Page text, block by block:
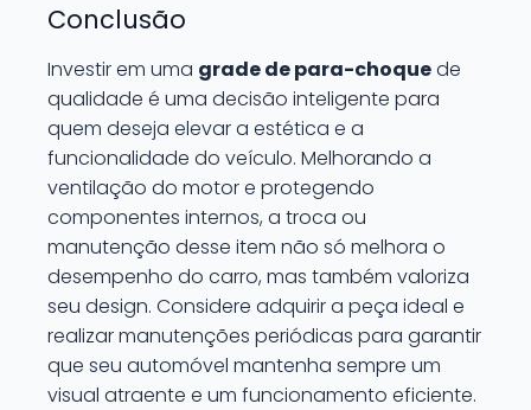
Conclusão
Investir em uma grade de para-choquede
qualidade é uma decisão inteligente para
quem deseja elevar a estética e a
funcionalidade do veículo. Melhorando a
ventilação do motor e protegendo
componentes internos, a troca ou
manutenção desse item não só melhora o
desempenho do carro, mas também valoriza
seu design. Considere adquirir a peça ideal e
realizar manutenções periódicas para garantir
que seu automóvel mantenha sempre um
visual atraente e um funcionamento eficiente.